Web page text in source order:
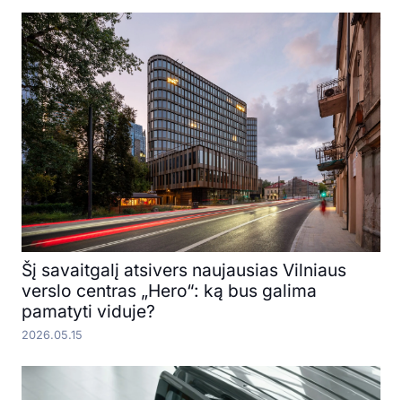
Šį savaitgalį atsivers naujausias Vilniaus
verslo centras „Hero“: ką bus galima
pamatyti viduje?
2026.05.15